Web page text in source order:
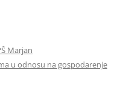
Marjan
u odnosu na gospodarenje